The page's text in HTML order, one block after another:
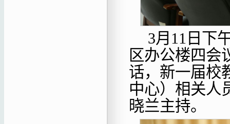
3月11日下
区办公楼四会
话，新一届校
中心）相关人
晓兰主持。